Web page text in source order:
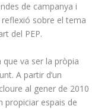
de campanya i
sobre el tema
del PEP.
que va ser la pròpia
A partir d’un
al gener de 2010
propiciar espais de